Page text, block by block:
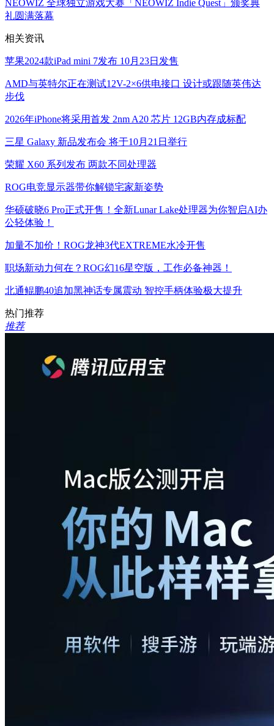
NEOWIZ 全球独立游戏大赛「NEOWIZ Indie Quest」颁奖典
礼圆满落幕
相关资讯
苹果2024款iPad mini 7发布 10月23日发售
AMD与英特尔正在测试12V-2×6供电接口 设计或跟随英伟达
步伐
2026年iPhone将采用首发 2nm A20 芯片 12GB内存成标配
三星 Galaxy 新品发布会 将于10月21日举行
荣耀 X60 系列发布 两款不同处理器
ROG电竞显示器带你解锁宅家新姿势
华硕破晓6 Pro正式开售！全新Lunar Lake处理器为你智启AI办
公轻体验！
加量不加价！ROG龙神3代EXTREME水冷开售
职场新动力何在？ROG幻16星空版，工作必备神器！
北通鲲鹏40追加黑神话专属震动 智控手柄体验极大提升
热门推荐
推荐